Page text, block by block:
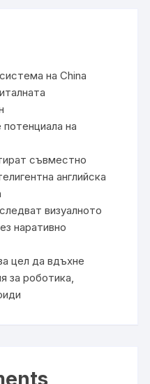
на China
на
съвместно
английска
визуалното
наративно
цел да вдъхне
за роботика,